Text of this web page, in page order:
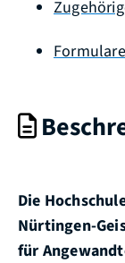
Die
Nürtingen-
für